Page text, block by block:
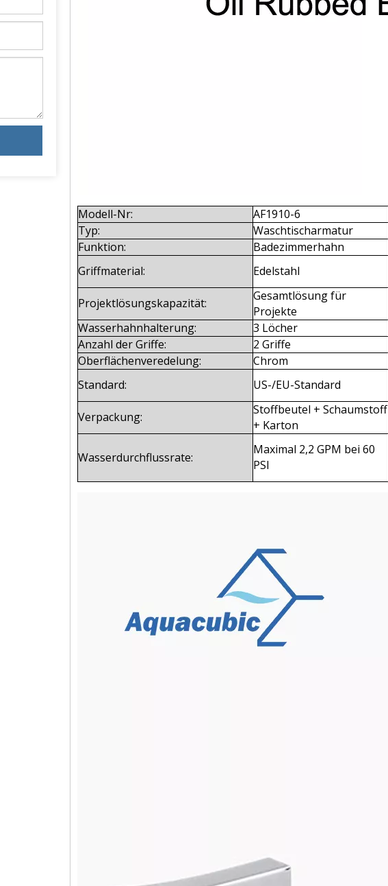
Modell-Nr: AF1910-6
Typ:
Waschtischarmatur
Funktion:
Badezimmerhahn
Griffmaterial:
Edelstahl
Projektlösungskapazität:
Gesamtlösung für
Projekte
Wasserhahnhalterung:
3 Löcher
Anzahl der Griffe:
2 Griffe
Oberflächenveredelung:
Chrom
Standard:
US-/EU-Standard
Verpackung:
Stoffbeutel + Schaumstoff
+ Karton
Wasserdurchflussrate:
Maximal 2,2 GPM bei 60
PSI